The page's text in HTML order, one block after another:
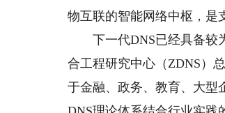
物互联的智能网络中枢，是
下一代DNS已经具备较为
合工程研究中心（ZDNS）
于金融、政务、教育、大型